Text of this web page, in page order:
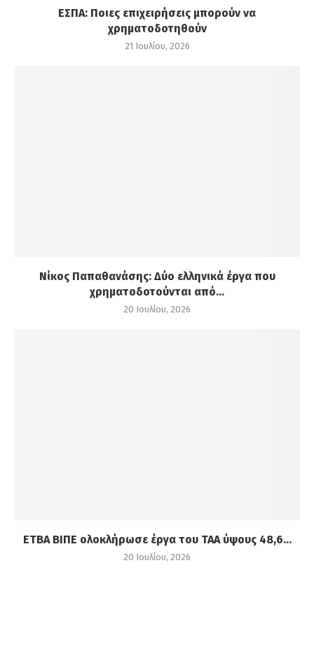
ΕΣΠΑ: Ποιες επιχειρήσεις μπορούν να
χρηματοδοτηθούν
21 Ιουλίου, 2026
Νίκος Παπαθανάσης: Δύο ελληνικά έργα που
χρηματοδοτούνται από...
20 Ιουλίου, 2026
ΕΤΒΑ ΒΙΠΕ ολοκλήρωσε έργα του ΤΑΑ ύψους 48,6...
20 Ιουλίου, 2026